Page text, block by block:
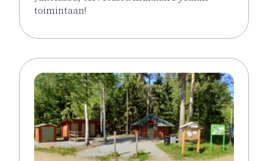
toimintaan!
Lue lisää tapahtumasta Virkeyttä Viikkoon